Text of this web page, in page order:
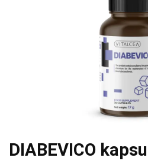
DIABEVICO